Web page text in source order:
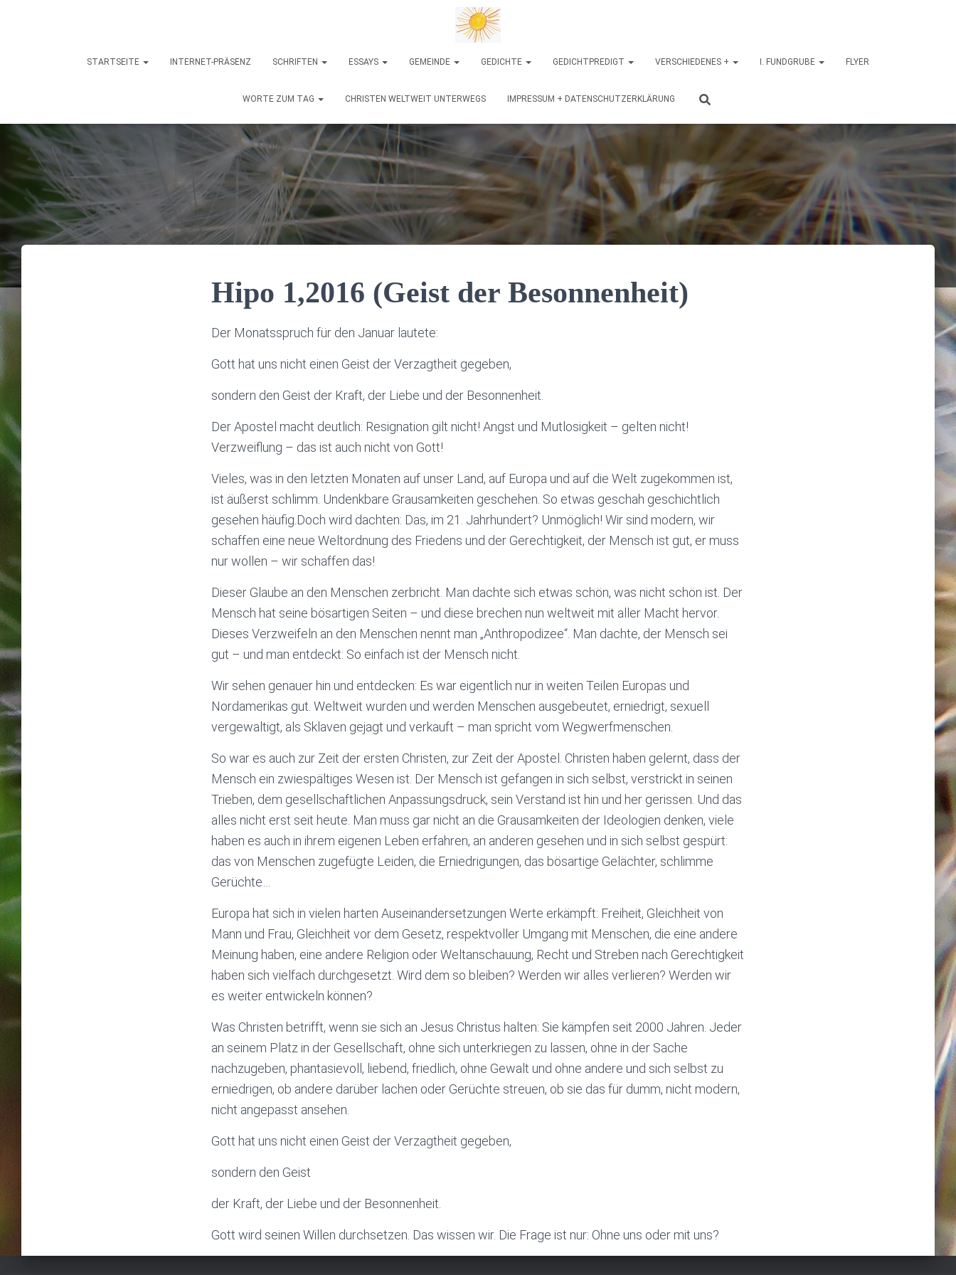
STARTSEITE INTERNET-PRÄSENZ SCHRIFTEN ESSAYS GEMEINDE GEDICHTE GEDICHTPREDIGT VERSCHIEDENES + I. FUNDGRUBE FLYER
WORTE ZUM TAG CHRISTEN WELTWEIT UNTERWEGS IMPRESSUM + DATENSCHUTZERKLÄRUNG
Hipo 1,2016 (Geist der Besonnenheit)
Der Monatsspruch für den Januar lautete:
Gott hat uns nicht einen Geist der Verzagtheit gegeben,
sondern den Geist der Kraft, der Liebe und der Besonnenheit.
Der Apostel macht deutlich: Resignation gilt nicht! Angst und Mutlosigkeit – gelten nicht!
Verzweiflung – das ist auch nicht von Gott!
Vieles, was in den letzten Monaten auf unser Land, auf Europa und auf die Welt zugekommen ist,
ist äußerst schlimm. Undenkbare Grausamkeiten geschehen. So etwas geschah geschichtlich
gesehen häufig.Doch wird dachten: Das, im 21. Jahrhundert? Unmöglich! Wir sind modern, wir
schaffen eine neue Weltordnung des Friedens und der Gerechtigkeit, der Mensch ist gut, er muss
nur wollen – wir schaffen das!
Dieser Glaube an den Menschen zerbricht. Man dachte sich etwas schön, was nicht schön ist. Der
Mensch hat seine bösartigen Seiten – und diese brechen nun weltweit mit aller Macht hervor.
Dieses Verzweifeln an den Menschen nennt man „Anthropodizee“. Man dachte, der Mensch sei
gut – und man entdeckt: So einfach ist der Mensch nicht.
Wir sehen genauer hin und entdecken: Es war eigentlich nur in weiten Teilen Europas und
Nordamerikas gut. Weltweit wurden und werden Menschen ausgebeutet, erniedrigt, sexuell
vergewaltigt, als Sklaven gejagt und verkauft – man spricht vom Wegwerfmenschen.
So war es auch zur Zeit der ersten Christen, zur Zeit der Apostel. Christen haben gelernt, dass der
Mensch ein zwiespältiges Wesen ist. Der Mensch ist gefangen in sich selbst, verstrickt in seinen
Trieben, dem gesellschaftlichen Anpassungsdruck, sein Verstand ist hin und her gerissen. Und das
alles nicht erst seit heute. Man muss gar nicht an die Grausamkeiten der Ideologien denken, viele
haben es auch in ihrem eigenen Leben erfahren, an anderen gesehen und in sich selbst gespürt:
das von Menschen zugefügte Leiden, die Erniedrigungen, das bösartige Gelächter, schlimme
Gerüchte…
Europa hat sich in vielen harten Auseinandersetzungen Werte erkämpft: Freiheit, Gleichheit von
Mann und Frau, Gleichheit vor dem Gesetz, respektvoller Umgang mit Menschen, die eine andere
Meinung haben, eine andere Religion oder Weltanschauung, Recht und Streben nach Gerechtigkeit
haben sich vielfach durchgesetzt. Wird dem so bleiben? Werden wir alles verlieren? Werden wir
es weiter entwickeln können?
Was Christen betrifft, wenn sie sich an Jesus Christus halten: Sie kämpfen seit 2000 Jahren. Jeder
an seinem Platz in der Gesellschaft, ohne sich unterkriegen zu lassen, ohne in der Sache
nachzugeben, phantasievoll, liebend, friedlich, ohne Gewalt und ohne andere und sich selbst zu
erniedrigen, ob andere darüber lachen oder Gerüchte streuen, ob sie das für dumm, nicht modern,
nicht angepasst ansehen.
Gott hat uns nicht einen Geist der Verzagtheit gegeben,
sondern den Geist
der Kraft, der Liebe und der Besonnenheit.
Gott wird seinen Willen durchsetzen. Das wissen wir. Die Frage ist nur: Ohne uns oder mit uns?